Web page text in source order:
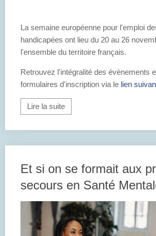
La semaine européenne pour l'emploi
handicapées ont lieu du 20 au 26
l'ensemble du territoire français.
Retrouvez l'intégralité des évènements
formulaires d'inscription via le lien
Lire la suite
Et si on se formait aux
secours en Santé